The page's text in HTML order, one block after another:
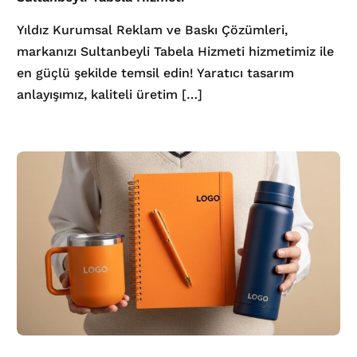
Yıldız Kurumsal Reklam ve Baskı Çözümleri,
markanızı Sultanbeyli Tabela Hizmeti hizmetimiz ile
en güçlü şekilde temsil edin! Yaratıcı tasarım
anlayışımız, kaliteli üretim […]